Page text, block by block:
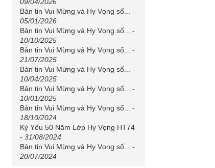
Bản tin Vui Mừng và Hy Vọng số...
-
05/01/2026
Bản tin Vui Mừng và Hy Vọng số...
-
10/10/2025
Bản tin Vui Mừng và Hy Vọng số...
-
21/07/2025
Bản tin Vui Mừng và Hy Vọng số...
-
10/04/2025
Bản tin Vui Mừng và Hy Vọng số...
-
10/01/2025
Bản tin Vui Mừng và Hy Vọng số...
-
18/10/2024
Kỷ Yếu 50 Năm Lớp Hy Vọng HT74
- 31/08/2024
Bản tin Vui Mừng và Hy Vọng số...
-
20/07/2024